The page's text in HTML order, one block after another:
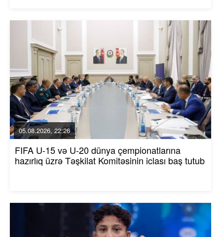
05.08.2026, 22:26
FIFA U-15 və U-20 dünya çempionatlarına
hazırlıq üzrə Təşkilat Komitəsinin iclası baş tutub